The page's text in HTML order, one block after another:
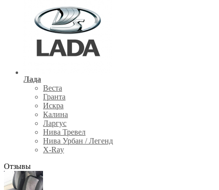
Лада
Веста
Гранта
Искра
Калина
Ларгус
Нива Тревел
Нива Урбан / Легенд
X-Ray
Отзывы